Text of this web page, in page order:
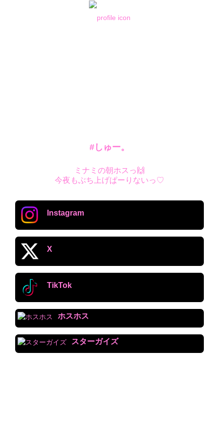
#しゅー。
ミナミの朝ホスっ🙌
今夜もぶち上げぱーりないっ♡
Instagram
X
TikTok
ホスホス
スターガイズ